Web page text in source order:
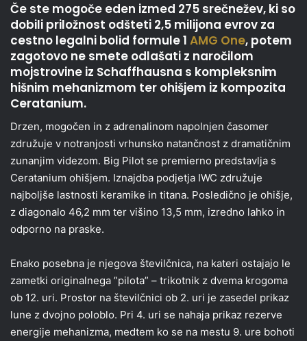
Če ste mogoče eden izmed 275 srečnežev, ki so
dobili priložnost odšteti 2,5 milijona evrov za
cestno legalni bolid formule 1 AMG One, potem
zagotovo ne smete odlašati z naročilom
mojstrovine iz Schaffhausna s kompleksnim
hišnim mehanizmom ter ohišjem iz kompozita
Ceratanium.
Drzen, mogočen in z adrenalinom napolnjen časomer
združuje v notranjosti vrhunsko natančnost z dramatičnim
zunanjim videzom. Big Pilot se premierno predstavlja s
Ceratanium ohišjem. Iznajdba podjetja IWC združuje
najboljše lastnosti keramike in titana. Posledično je ohišje,
z diagonalo 46,2 mm ter višino 13,5 mm, izredno lahko in
odporno na praske.
Enako posebna je njegova številčnica, na kateri ostajajo le
zametki originalnega ”pilota” – trikotnik z dvema krogoma
ob 12. uri. Prostor na številčnici ob 2. uri je zasedel prikaz
lune z dvojno poloblo. Pri 4. uri se nahaja prikaz rezerve
energije mehanizma, medtem ko se na mestu 9. ure bohoti